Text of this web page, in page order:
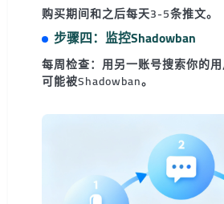
购买期间和之后每天3-5条推文。
步骤四：监控Shadowban
每周检查：用另一账号搜索你的
可能被Shadowban。